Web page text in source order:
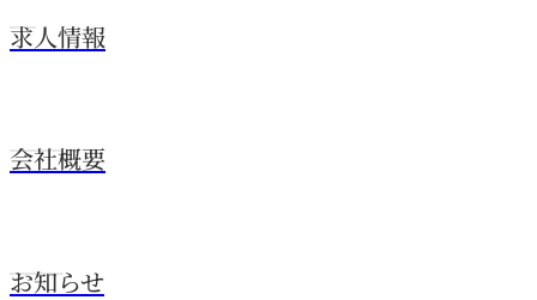
求人情報
会社概要
お知らせ